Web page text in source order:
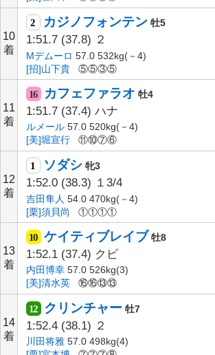
10
着
2 カジノフォンテン 牡5
1:51.7 (37.8) ２
Mデムーロ 57.0 532kg(－4)
[招]山下貴
⑤⑤③⑤
11
着
16 カフェファラオ 牡4
1:51.7 (37.4) ハナ
ルメール 57.0 520kg(－4)
[美]堀宣行
⑪⑩⑦⑥
12
着
1 ソダシ 牝3
1:52.0 (38.3) １3/4
吉田隼人 54.0 470kg(－4)
[栗]須貝尚
①①①①
13
着
10 ケイティブレイブ 牡8
1:52.1 (37.4) クビ
内田博幸 57.0 526kg(3)
[美]清水英
⑯⑯⑬⑬
14
着
12 クリンチャー 牡7
1:52.4 (38.1) ２
川田将雅 57.0 498kg(4)